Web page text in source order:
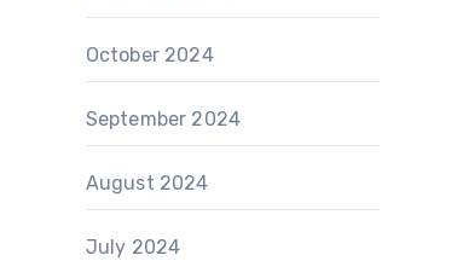
October 2024
September 2024
August 2024
July 2024